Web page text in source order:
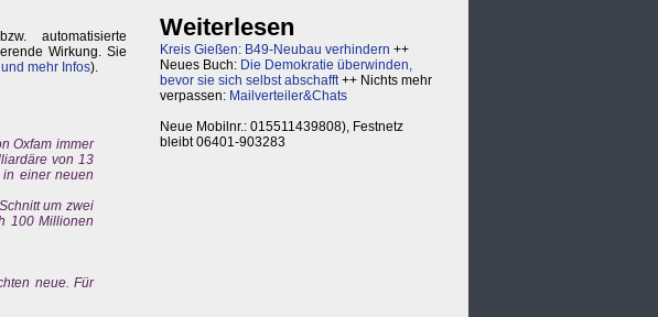
automatisierte
Wirkung. Sie
mehr Infos).
Oxfam immer
von 13
einer neuen
um zwei
100 Millionen
neue. Für
Weiterlesen
Kreis Gießen: B49-Neubau verhindern ++
Neues Buch: Die Demokratie überwinden,
bevor sie sich selbst abschafft++ Nichts mehr
verpassen: Mailverteiler&Chats
Neue Mobilnr.: 015511439808), Festnetz
bleibt 06401-903283